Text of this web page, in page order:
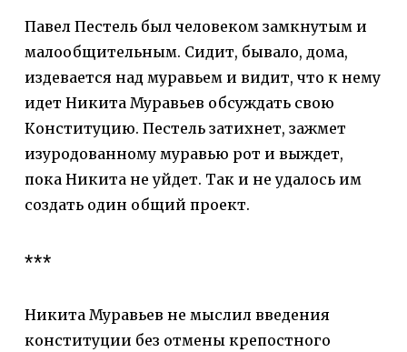
Павел Пестель был человеком замкнутым и
малообщительным. Сидит, бывало, дома,
издевается над муравьем и видит, что к нему
идет Никита Муравьев обсуждать свою
Конституцию. Пестель затихнет, зажмет
изуродованному муравью рот и выждет,
пока Никита не уйдет. Так и не удалось им
создать один общий проект.
***
Никита Муравьев не мыслил введения
конституции без отмены крепостного